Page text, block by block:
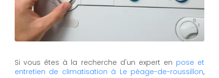
Si vous êtes à la recherche d'un expert en pose et
entretien de climatisation à Le péage-de-roussillon,